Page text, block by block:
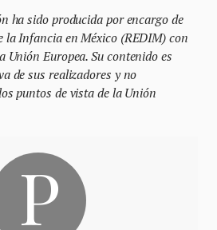
ha sido producida por encargo de
la Infancia en México (REDIM) con
Unión Europea. Su contenido es
de sus realizadores y no
puntos de vista de la Unión